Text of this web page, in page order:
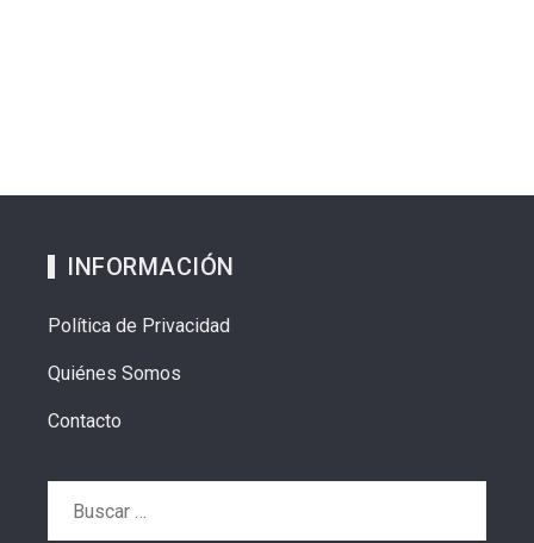
INFORMACIÓN
Política de Privacidad
Quiénes Somos
Contacto